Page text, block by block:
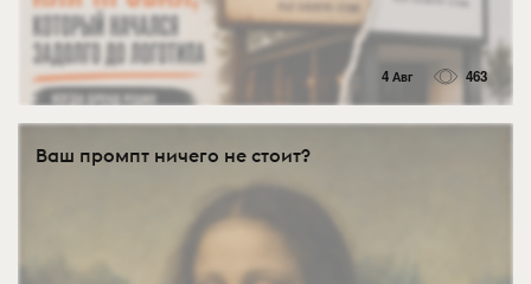
4 Авг 463
Ваш промпт ничего не стоит?